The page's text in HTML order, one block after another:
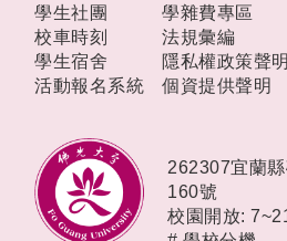
學生社團
校車時刻
學生宿舍
活動報名系統
學雜費專區
法規彙編
隱私權政策聲明
個資提供聲明
262307宜蘭
160號
校園開放: